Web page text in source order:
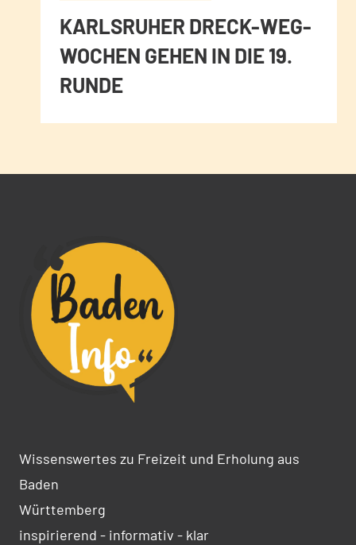
KARLSRUHER DRECK-WEG-
WOCHEN GEHEN IN DIE 19.
RUNDE
Wissenswertes zu Freizeit und Erholung aus
Baden
Württemberg
inspirierend - informativ - klar